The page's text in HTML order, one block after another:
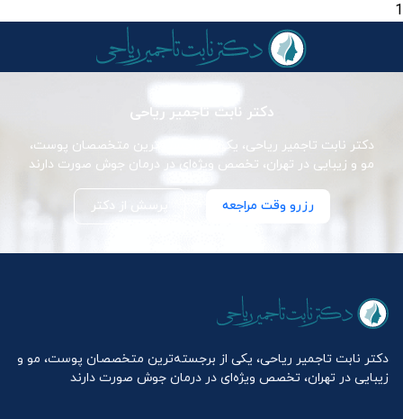
1
دکتر نابت تاجمیر ریاحی
دکتر نابت تاجمیر ریاحی، یکی از برجسته‌ترین متخصصان پوست،
مو و زیبایی در تهران، تخصص ویژه‌ای در درمان جوش صورت دارند
رزرو وقت مراجعه پرسش از دکتر
دکتر نابت تاجمیر ریاحی، یکی از برجسته‌ترین متخصصان پوست، مو و
زیبایی در تهران، تخصص ویژه‌ای در درمان جوش صورت دارند